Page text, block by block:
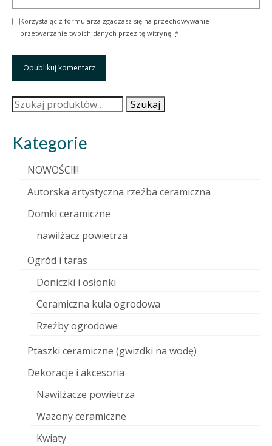
Korzystając z formularza zgadzasz się na przechowywanie i
przetwarzanie twoich danych przez tę witrynę. *
Szukaj: Szukaj
Kategorie
NOWOŚCI!!!
Autorska artystyczna rzeźba ceramiczna
Domki ceramiczne
nawilżacz powietrza
Ogród i taras
Doniczki i osłonki
Ceramiczna kula ogrodowa
Rzeźby ogrodowe
Ptaszki ceramiczne (gwizdki na wodę)
Dekoracje i akcesoria
Nawilżacze powietrza
Wazony ceramiczne
Kwiaty